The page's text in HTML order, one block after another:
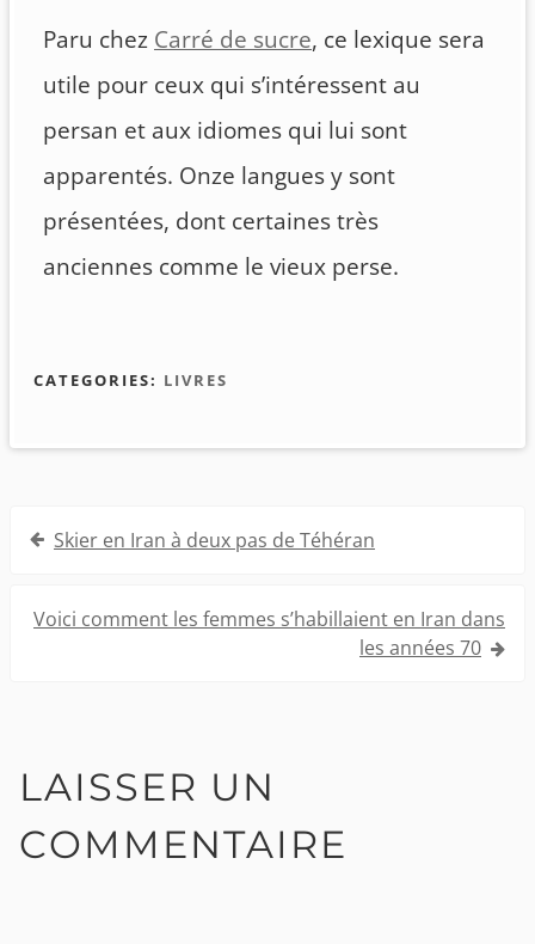
Paru chez Carré de sucre, ce lexique sera
utile pour ceux qui s’intéressent au
persan et aux idiomes qui lui sont
apparentés. Onze langues y sont
présentées, dont certaines très
anciennes comme le vieux perse.
CATEGORIES: LIVRES
Navigation
l’article
Skier en Iran à deux pas de Téhéran
Voici comment les femmes s’habillaient en Iran dans
les années 70
LAISSER UN
COMMENTAIRE